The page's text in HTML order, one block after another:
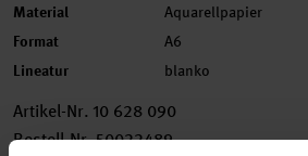
Material Aquarellpapier
Format A6
Lineatur blanko
Artikel-Nr. 10 628 090
Bestell-Nr.50022489